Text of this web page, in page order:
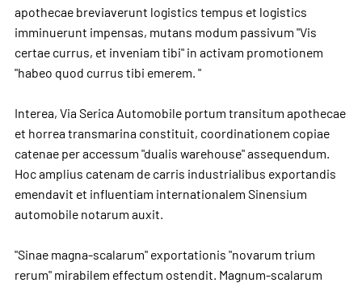
apothecae breviaverunt logistics tempus et logistics
imminuerunt impensas, mutans modum passivum "Vis
certae currus, et inveniam tibi" in activam promotionem
"habeo quod currus tibi emerem. "
Interea, Via Serica Automobile portum transitum apothecae
et horrea transmarina constituit, coordinationem copiae
catenae per accessum "dualis warehouse" assequendum.
Hoc amplius catenam de carris industrialibus exportandis
emendavit et influentiam internationalem Sinensium
automobile notarum auxit.
"Sinae magna-scalarum" exportationis "novarum trium
rerum" mirabilem effectum ostendit. Magnum-scalarum